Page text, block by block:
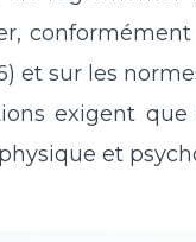
et sur les
exigent
et